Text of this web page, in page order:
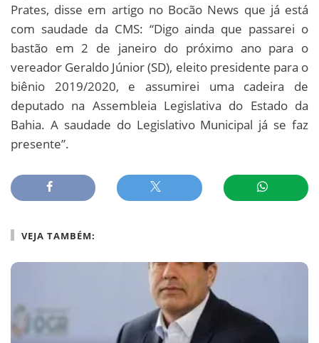
Prates, disse em artigo no Bocão News que já está
com saudade da CMS: “Digo ainda que passarei o
bastão em 2 de janeiro do próximo ano para o
vereador Geraldo Júnior (SD), eleito presidente para o
biênio 2019/2020, e assumirei uma cadeira de
deputado na Assembleia Legislativa do Estado da
Bahia. A saudade do Legislativo Municipal já se faz
presente”.
VEJA TAMBÉM: